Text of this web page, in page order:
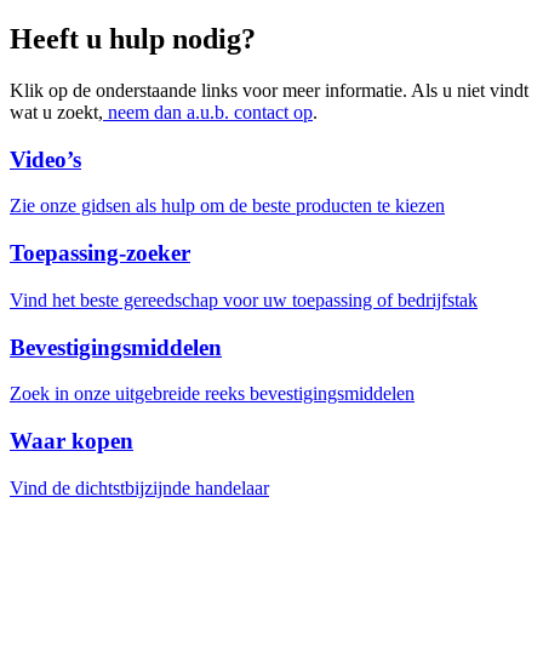
Heeft u hulp nodig?
Klik op de onderstaande links voor meer informatie. Als u niet vindt
wat u zoekt, neem dan a.u.b. contact op.
Video’s
Zie onze gidsen als hulp om de beste producten te kiezen
Toepassing-zoeker
Vind het beste gereedschap voor uw toepassing of bedrijfstak
Bevestigingsmiddelen
Zoek in onze uitgebreide reeks bevestigingsmiddelen
Waar kopen
Vind de dichtstbijzijnde handelaar